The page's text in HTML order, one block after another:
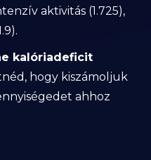
aktivitás (1.725),
kalóriadeficit
hogy kiszámoljuk
ahhoz